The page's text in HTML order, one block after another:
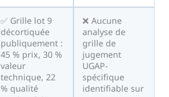
✅ Grille lot 9
décortiquée
publiquement :
45 % prix, 30 %
valeur
technique, 22
% qualité
❌ Aucune
analyse de
grille de
jugement
UGAP-
spécifique
identifiable sur